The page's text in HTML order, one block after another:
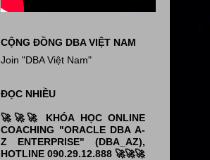
CỘNG ĐỒNG DBA VIỆT NAM
Join "DBA Việt Nam"
ĐỌC NHIỀU
🚀🚀🚀 KHÓA HỌC ONLINE
COACHING "ORACLE DBA A-
Z ENTERPRISE" (DBA_AZ),
HOTLINE 090.29.12.888 🚀🚀🚀